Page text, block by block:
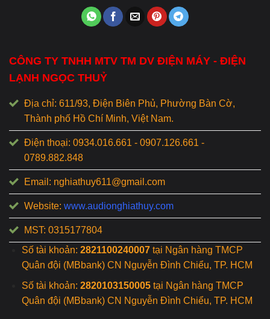
CÔNG TY TNHH MTV TM DV ĐIỆN MÁY - ĐIỆN
LẠNH NGỌC THUỶ
Địa chỉ: 611/93, Điện Biên Phủ, Phường Bàn Cờ,
Thành phố Hồ Chí Minh, Việt Nam.
Điện thoại: 0934.016.661 - 0907.126.661 -
0789.882.848
Email: nghiathuy611@gmail.com
Website: www.audionghiathuy.com
MST: 0315177804
Số tài khoản: 2821100240007tại Ngân hàng TMCP
Quân đội (MBbank) CN Nguyễn Đình Chiểu, TP. HCM
Số tài khoản: 2820103150005tại Ngân hàng TMCP
Quân đội (MBbank) CN Nguyễn Đình Chiểu, TP. HCM